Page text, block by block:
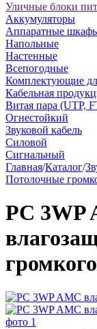
Уличные блоки
Аккумуляторы
Аппаратные
Напольные
Настенные
Всепогодные
Комплектующие
Кабельная
Витая пара (UTP,
Огнестойкий
Звуковой кабель
Силовой
Сигнальный
Главная/Каталог/
Потолочные
PC 3WP